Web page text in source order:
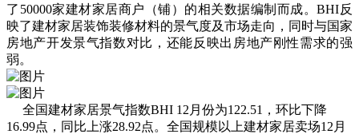
了50000家建材家居商户（铺）的相关数据编制而成。BHI反
映了建材家居装饰装修材料的景气度及市场走向，同时与国家
房地产开发景气指数对比，还能反映出房地产刚性需求的强
弱。
全国建材家居景气指数BHI 12月份为122.51，环比下降
16.99点，同比上涨28.92点。全国规模以上建材家居卖场12月